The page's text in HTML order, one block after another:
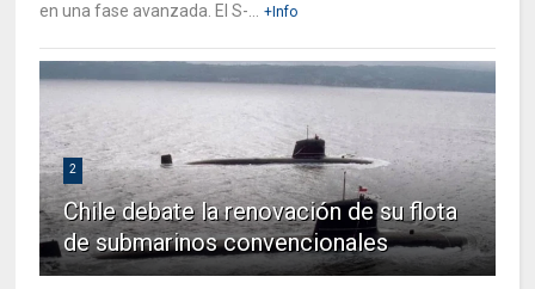
en una fase avanzada. El S-... +Info
2
Chile debate la renovación de su flota
de submarinos convencionales